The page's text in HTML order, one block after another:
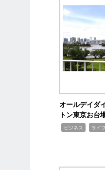
オールデイダ
トン東京お台
ビジネス ライ